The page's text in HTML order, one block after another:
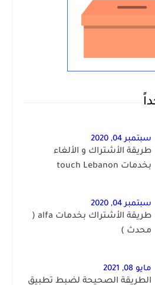
سبتمبر 04, 2020
طريقة الأشتراك و الألغاء
بخدمات touch Lebanon
سبتمبر 04, 2020
طريقة الأشتراك بخدمات alfa (
محدث )
مايو 08, 2021
الطريقة الصحيحة لضبط تطبيق